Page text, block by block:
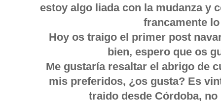
estoy algo liada con la mudanza y
francamente
Hoy os traigo el primer post
bien, espero que os
Me gustaría resaltar el abrigo de
mis preferidos, ¿os gusta? Es
traido desde Córdoba,